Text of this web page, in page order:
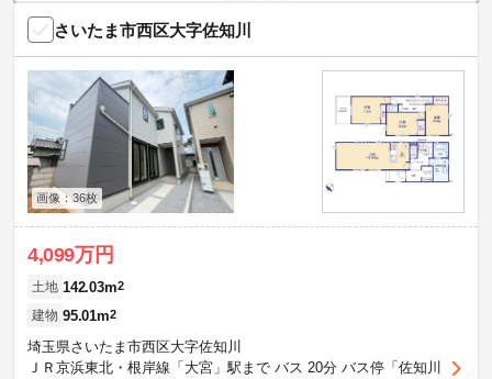
さいたま市西区大字佐知川
画像：36枚
4,099万円
土地 142.03m2
建物 95.01m2
埼玉県さいたま市西区大字佐知川
ＪＲ京浜東北・根岸線「大宮」駅まで バス 20分 バス停「佐知川